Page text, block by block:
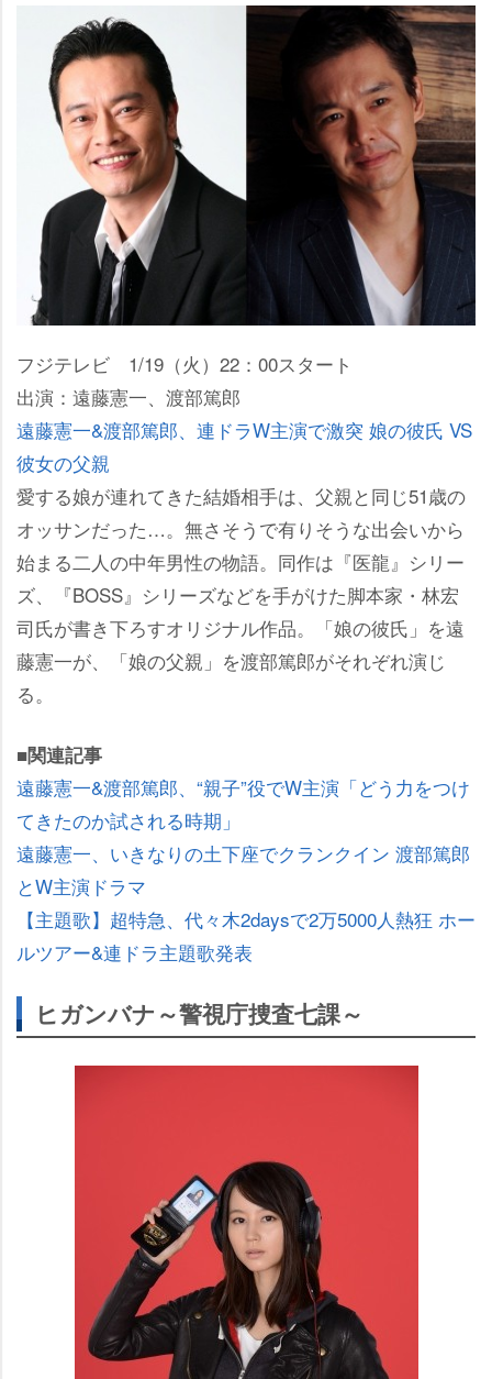
フジテレビ 1/19（火）22：00スタート
出演：遠藤憲一、渡部篤郎
遠藤憲一&渡部篤郎、連ドラW主演で激突 娘の彼氏 VS
彼女の父親
愛する娘が連れてきた結婚相手は、父親と同じ51歳の
オッサンだった…。無さそうで有りそうな出会いから
始まる二人の中年男性の物語。同作は『医龍』シリー
ズ、『BOSS』シリーズなどを手がけた脚本家・林宏
司氏が書き下ろすオリジナル作品。「娘の彼氏」を遠
藤憲一が、「娘の父親」を渡部篤郎がそれぞれ演じ
る。
■関連記事
遠藤憲一&渡部篤郎、“親子”役でW主演「どう力をつけ
てきたのか試される時期」
遠藤憲一、いきなりの土下座でクランクイン 渡部篤郎
とW主演ドラマ
【主題歌】超特急、代々木2daysで2万5000人熱狂 ホー
ルツアー&連ドラ主題歌発表
ヒガンバナ～警視庁捜査七課～